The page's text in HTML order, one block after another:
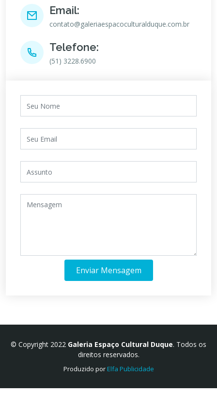
Email:
contato@galeriaespacoculturalduque.com.br
Telefone:
(51) 3228.6900
Enviar Mensagem
© Copyright 2022 Galeria Espaço Cultural Duque. Todos os
direitos reservados.
Produzido porElfa Publicidade